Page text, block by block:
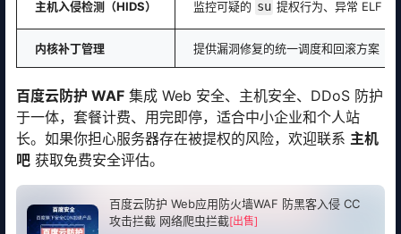
主机入侵检测（HIDS） 监控可疑的 su 提权行为、异常 ELF
内核补丁管理 提供漏洞修复的统一调度和回滚方案
百度云防护 WAF 集成 Web 安全、主机安全、DDoS 防护
于一体，套餐计费、用完即停，适合中小企业和个人站
长。如果你担心服务器存在被提权的风险，欢迎联系 主机
吧 获取免费安全评估。
百度云防护 Web应用防火墙WAF 防黑客入侵 CC
攻击拦截 网络爬虫拦截[出售]